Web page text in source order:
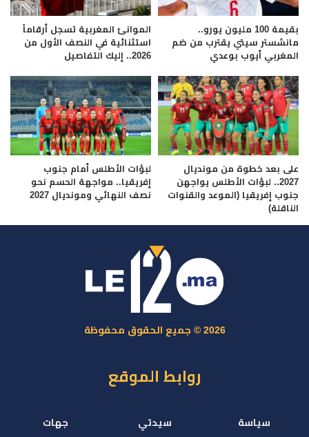
بقيمة 100 مليون يورو..
مانشستر سيتي يقترب من ضم
المغربي أيوب بوعدي
الموانئ المغربية تسجل أرقاماً
استثنائية في النصف الأول من
2026.. إليك التفاصيل
على بعد خطوة من مونديال
2027.. لبؤات الأطلس يواجهن
جنوب إفريقيا (الموعد والقنوات
الناقلة)
لبؤات الأطلس أمام جنوب
إفريقيا.. مواجهة الحسم نحو
نصف النهائي ومونديال 2027
2026 © جميع الحقوق محفوظة
روابط الموقع
سياسة سيدتي جهات